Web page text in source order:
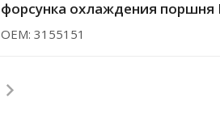
форсунка охлаждения поршня
ОЕМ: 3155151